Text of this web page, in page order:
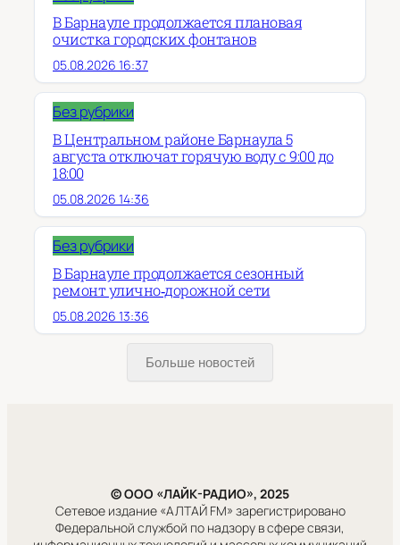
В Барнауле продолжается плановая
очистка городских фонтанов
05.08.2026 16:37
Без рубрики
В Центральном районе Барнаула 5
августа отключат горячую воду с 9:00 до
18:00
05.08.2026 14:36
Без рубрики
В Барнауле продолжается сезонный
ремонт улично‑дорожной сети
05.08.2026 13:36
Больше новостей
© ООО «ЛАЙК-РАДИО», 2025
Сетевое издание «АЛТАЙ FM» зарегистрировано
Федеральной службой по надзору в сфере связи,